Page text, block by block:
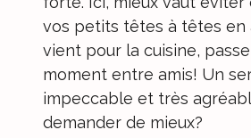
vos petits têtes à têtes en
vient pour la cuisine,
moment entre amis! Un
impeccable et très
demander de mieux?